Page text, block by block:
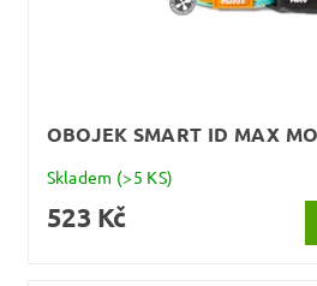
OBOJEK SMART ID MAX
Skladem (>5 KS)
523 Kč